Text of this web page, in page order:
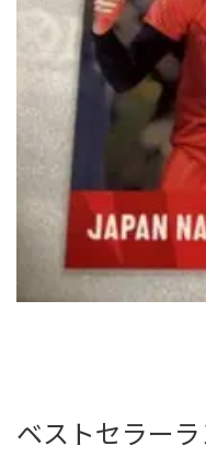
ベストセラー